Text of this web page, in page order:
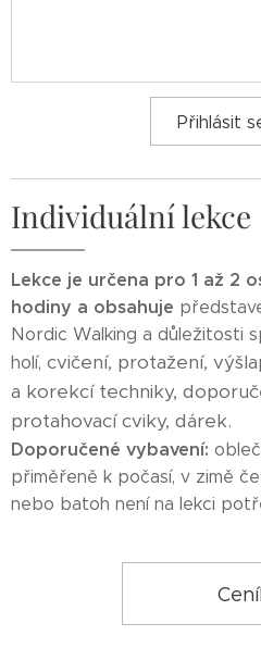
Přihlásit
Individuální lekce
Lekce je určena pro 1 až 2
hodiny a obsahuje
Nordic Walking a důležitosti
holí, cvičení, protažení,
a korekcí techniky,
protahovací cviky, dárek.
Doporučené vybavení:
přiměřeně k počasí, v zimě
nebo batoh není na lekci